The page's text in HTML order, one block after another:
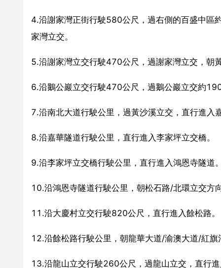
4.沿謝家灣正街行駛580公尺，過右側的百盛中區
家灣立交。
5.沿謝家灣立交行駛470公尺，過謝家灣立交，朝
6.沿鵝公巖立交行駛470公尺，過鵝公巖立交約
7.沿南北大道行駛公里，過黃沙溪立交，直行進入
8.沿嘉華隧道行駛公里，直行進入李家坪立交橋。
9.沿李家坪立交橋行駛公里，直行進入鴻恩寺隧道
10.沿鴻恩寺隧道行駛公里，朝松石路/北環立交方
11.沿大慶村立交行駛820公尺，直行進入餘松路。
12.沿餘松路行駛公里，朝龍華大道/渝澳大道/紅
13.沿龍山立交行駛260公尺，過龍山立交，直行